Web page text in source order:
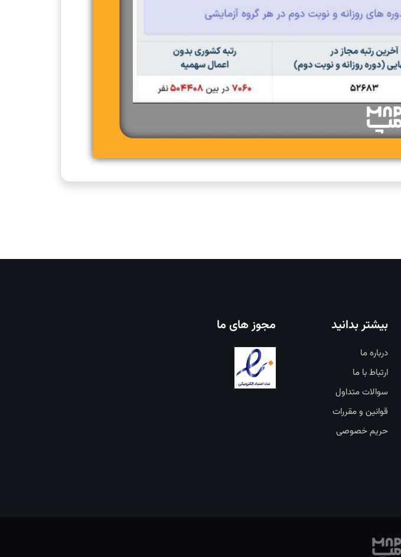
بیشتر بدانید
درباره ما
ارتباط با ما
سوالات متداول
قوانین و مقررات
حریم خصوصی
مجوز های ما